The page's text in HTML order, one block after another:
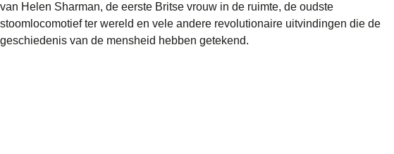
van Helen Sharman, de eerste Britse vrouw in de ruimte, de oudste
stoomlocomotief ter wereld en vele andere revolutionaire uitvindingen die de
geschiedenis van de mensheid hebben getekend.